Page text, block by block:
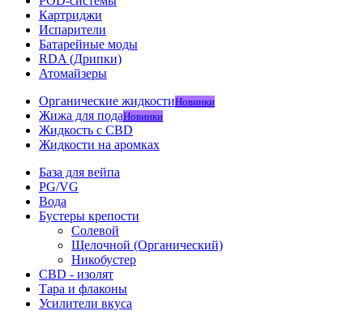
Картриджи
Испарители
Батарейные моды
RDA (Дрипки)
Атомайзеры
Органические жидкостиНовинки
Жижа для подаНовинки
Жидкость с CBD
Жидкости на аромках
База для вейпа
PG/VG
Вода
Бустеры крепости
Солевой
Щелочной (Органический)
Никобустер
CBD - изолят
Тара и флаконы
Усилители вкуса